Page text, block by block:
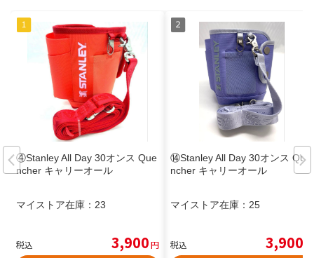
④Stanley All Day 30オンス Que
ncher キャリーオール
マイストア在庫： 23
税込 3,900円
⑭Stanley All Day 30オンス Que
ncher キャリーオール
マイストア在庫： 25
税込 3,900